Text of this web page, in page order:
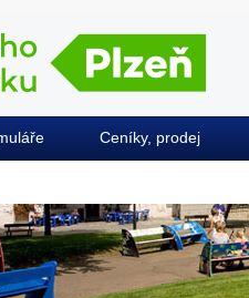
Ceníky, prodej